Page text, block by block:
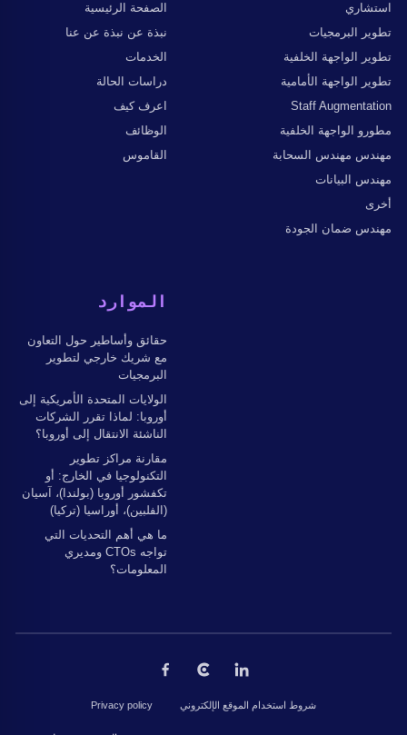
الصفحة الرئيسية
نبذة عن نبذة عن عنا
الخدمات
دراسات الحالة
اعرف كيف
الوظائف
القاموس
استشاري
تطوير البرمجيات
تطوير الواجهة الخلفية
تطوير الواجهة الأمامية
Staff Augmentation
مطورو الواجهة الخلفية
مهندس مهندس السحابة
مهندس البيانات
أخرى
مهندس ضمان الجودة
الموارد
حقائق وأساطير حول التعاون
مع شريك خارجي لتطوير
البرمجيات
الولايات المتحدة الأمريكية إلى
أوروبا: لماذا تقرر الشركات
الناشئة الانتقال إلى أوروبا؟
مقارنة مراكز تطوير
التكنولوجيا في الخارج: أو
تكفشور أوروبا (بولندا)، آسيان
(الفلبين)، أوراسيا (تركيا)
ما هي أهم التحديات التي
تواجه CTOs ومديري
المعلومات؟
Privacy policy شروط استخدام الموقع الإلكتروني